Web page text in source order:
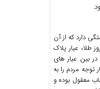
دارد که از آن
طلا، عیار پلاک
بین عیار های
توجه مردم را به
معقول بوده و